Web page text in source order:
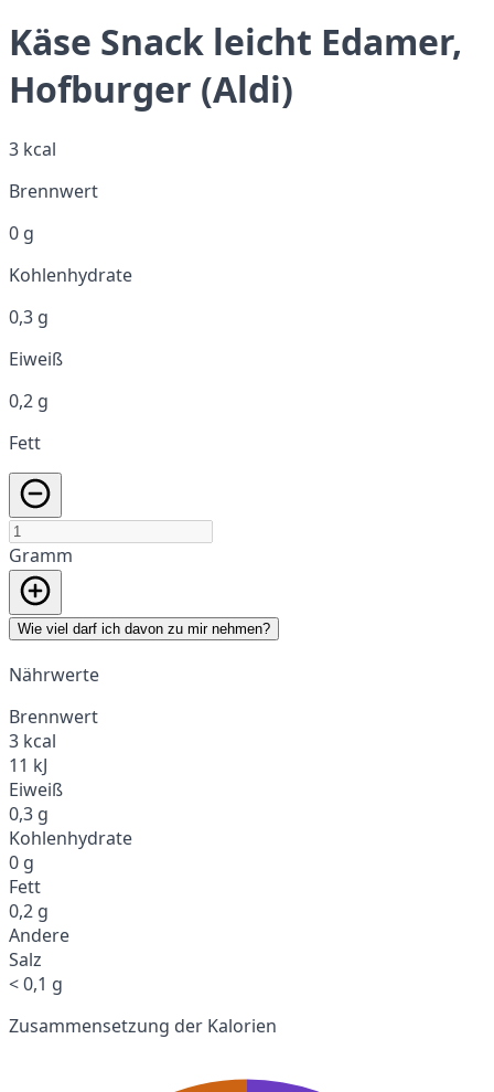
Käse Snack leicht Edamer,
Hofburger (Aldi)
3 kcal
Brennwert
0 g
Kohlenhydrate
0,3 g
Eiweiß
0,2 g
Fett
Gramm
Wie viel darf ich davon zu mir nehmen?
Nährwerte
Brennwert
3 kcal
11 kJ
Eiweiß
0,3 g
Kohlenhydrate
0 g
Fett
0,2 g
Andere
Salz
< 0,1 g
Zusammensetzung der Kalorien